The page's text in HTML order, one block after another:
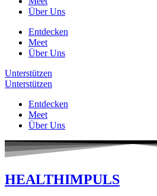
Über Uns
Entdecken
Meet
Über Uns
Unterstützen
Unterstützen
Entdecken
Meet
Über Uns
HEALTHIMPULS